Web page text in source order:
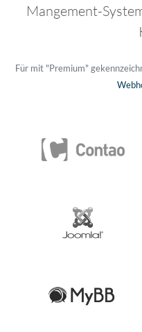
Mangement-
Für mit "Premium"